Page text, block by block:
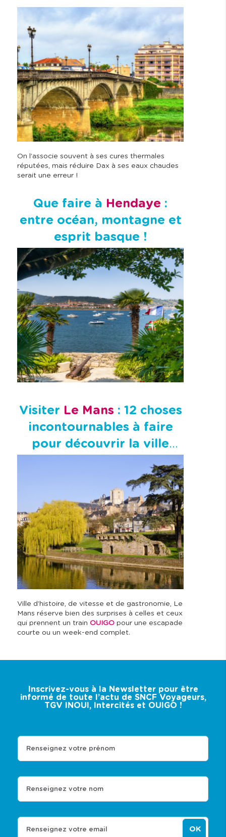
On l’associe souvent à ses cures thermales
réputées, mais réduire Dax à ses eaux chaudes
serait une erreur !
Que faire à Hendaye :
entre océan, montagne et
esprit basque !
Visiter Le Mans : 12 choses
incontournables à faire
pour découvrir la ville
Ville d’histoire, de vitesse et de gastronomie, Le
Mans réserve bien des surprises à celles et ceux
qui prennent un train OUIGO pour une escapade
courte ou un week-end complet.
Inscrivez-vous à la Newsletter pour être
informé de toute l’actu de SNCF Voyageurs,
TGV INOUI, Intercités et OUIGO !
Renseignez votre prénom
Renseignez votre nom
Renseignez votre email OK